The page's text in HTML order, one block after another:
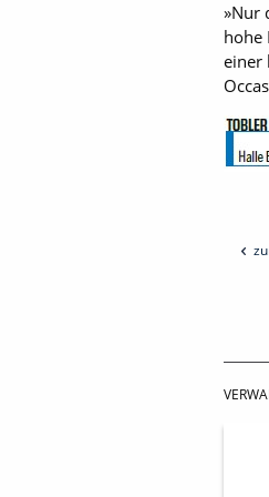
»Nur
hohe
einer